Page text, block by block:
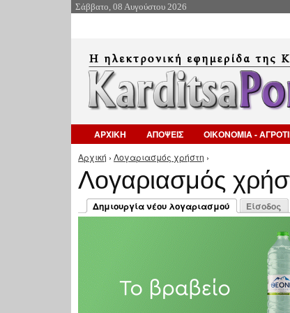
Σάββατο, 08 Αυγούστου 2026
ΑΡΧΙΚΗ ΑΠΟΨΕΙΣ ΟΙΚΟΝΟΜΙΑ -
Είστε εδώ
Αρχική › Λογαριασμός χρήστη ›
Λογαριασμός
Πρωτεύουσες καρτέλες
Δημιουργία νέου λογαριασμού
(ενεργή καρτέλα)
Είσοδος